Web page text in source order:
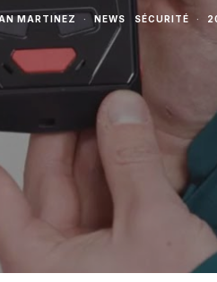
MARTINEZ · NEWS SÉCURITÉ ·